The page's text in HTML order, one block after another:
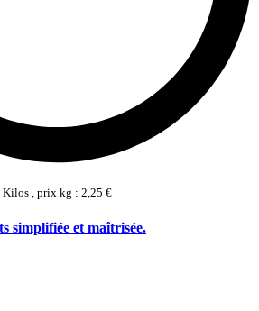
, prix kg : 2,25 €
simplifiée et maîtrisée.